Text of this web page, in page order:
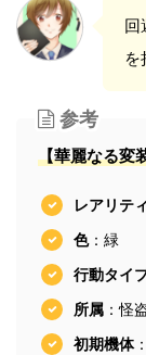
回
を
参考
【華麗なる変
レアリティ
色：緑
行動タイ
所属 ：怪
初期機体